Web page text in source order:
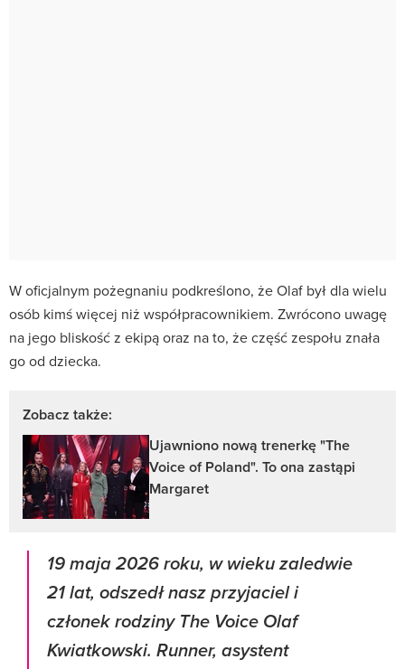
W oficjalnym pożegnaniu podkreślono, że Olaf był dla wielu
osób kimś więcej niż współpracownikiem. Zwrócono uwagę
na jego bliskość z ekipą oraz na to, że część zespołu znała
go od dziecka.
Zobacz także:
Ujawniono nową trenerkę "The
Voice of Poland". To ona zastąpi
Margaret
19 maja 2026 roku, w wieku zaledwie
21 lat, odszedł nasz przyjaciel i
członek rodziny The Voice Olaf
Kwiatkowski. Runner, asystent